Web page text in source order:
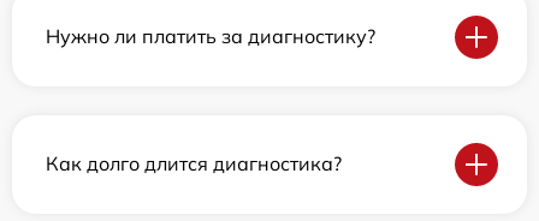
Нужно ли платить за диагностику?
Как долго длится диагностика?